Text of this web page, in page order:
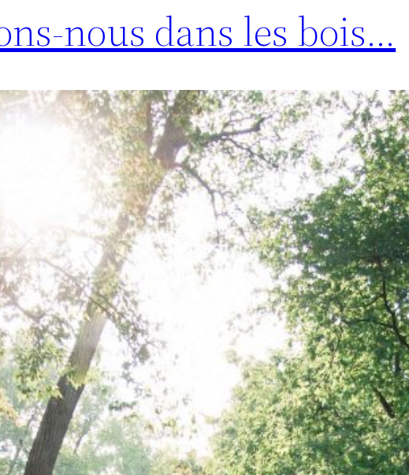
nous dans les bois…